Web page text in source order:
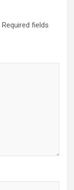
Required fields